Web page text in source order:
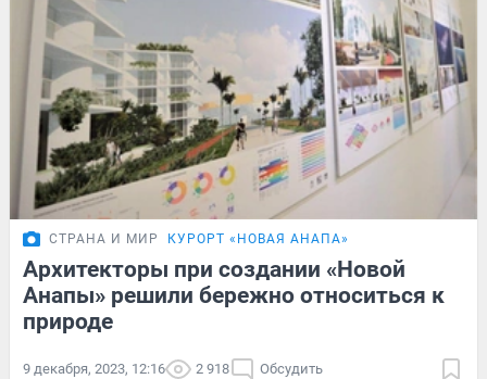
СТРАНА И МИР КУРОРТ «НОВАЯ АНАПА»
Архитекторы при создании «Новой
Анапы» решили бережно относиться к
природе
9 декабря, 2023, 12:16 2 918 Обсудить